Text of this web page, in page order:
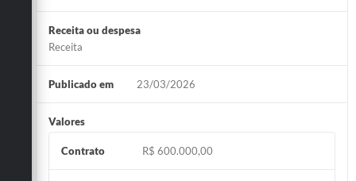
Receita ou despesa
Receita
Publicado em 23/03/2026
Valores
Contrato R$ 600.000,00